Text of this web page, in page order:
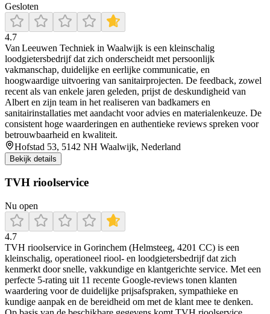
Gesloten
4.7
Van Leeuwen Techniek in Waalwijk is een kleinschalig
loodgietersbedrijf dat zich onderscheidt met persoonlijk
vakmanschap, duidelijke en eerlijke communicatie, en
hoogwaardige uitvoering van sanitairprojecten. De feedback, zowel
recent als van enkele jaren geleden, prijst de deskundigheid van
Albert en zijn team in het realiseren van badkamers en
sanitairinstallaties met aandacht voor advies en materialenkeuze. De
consistent hoge waarderingen en authentieke reviews spreken voor
betrouwbaarheid en kwaliteit.
Hofstad 53, 5142 NH Waalwijk, Nederland
Bekijk details
TVH rioolservice
Nu open
4.7
TVH rioolservice in Gorinchem (Helmsteeg, 4201 CC) is een
kleinschalig, operationeel riool- en loodgietersbedrijf dat zich
kenmerkt door snelle, vakkundige en klantgerichte service. Met een
perfecte 5‑rating uit 11 recente Google‑reviews tonen klanten
waardering voor de duidelijke prijsafspraken, sympathieke en
kundige aanpak en de bereidheid om met de klant mee te denken.